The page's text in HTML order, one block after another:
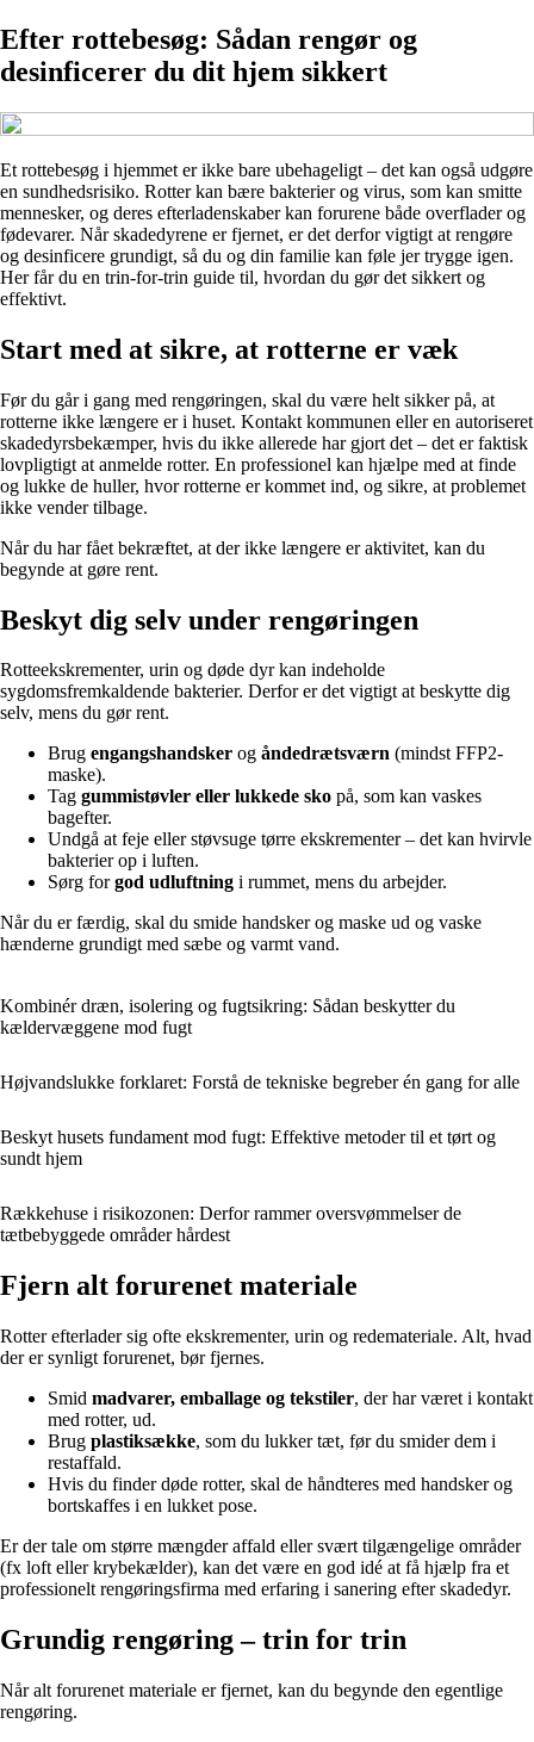
Efter rottebesøg: Sådan rengør og
desinficerer du dit hjem sikkert
Et rottebesøg i hjemmet er ikke bare ubehageligt – det kan også udgøre
en sundhedsrisiko. Rotter kan bære bakterier og virus, som kan smitte
mennesker, og deres efterladenskaber kan forurene både overflader og
fødevarer. Når skadedyrene er fjernet, er det derfor vigtigt at rengøre
og desinficere grundigt, så du og din familie kan føle jer trygge igen.
Her får du en trin-for-trin guide til, hvordan du gør det sikkert og
effektivt.
Start med at sikre, at rotterne er væk
Før du går i gang med rengøringen, skal du være helt sikker på, at
rotterne ikke længere er i huset. Kontakt kommunen eller en autoriseret
skadedyrsbekæmper, hvis du ikke allerede har gjort det – det er faktisk
lovpligtigt at anmelde rotter. En professionel kan hjælpe med at finde
og lukke de huller, hvor rotterne er kommet ind, og sikre, at problemet
ikke vender tilbage.
Når du har fået bekræftet, at der ikke længere er aktivitet, kan du
begynde at gøre rent.
Beskyt dig selv under rengøringen
Rotteekskrementer, urin og døde dyr kan indeholde
sygdomsfremkaldende bakterier. Derfor er det vigtigt at beskytte dig
selv, mens du gør rent.
Brug engangshandsker og åndedrætsværn (mindst FFP2-
maske).
Tag gummistøvler eller lukkede sko på, som kan vaskes
bagefter.
Undgå at feje eller støvsuge tørre ekskrementer – det kan hvirvle
bakterier op i luften.
Sørg forgod udluftning i rummet, mens du arbejder.
Når du er færdig, skal du smide handsker og maske ud og vaske
hænderne grundigt med sæbe og varmt vand.
Kombinér dræn, isolering og fugtsikring: Sådan beskytter du
kældervæggene mod fugt
Højvandslukke forklaret: Forstå de tekniske begreber én gang for alle
Beskyt husets fundament mod fugt: Effektive metoder til et tørt og
sundt hjem
Rækkehuse i risikozonen: Derfor rammer oversvømmelser de
tætbebyggede områder hårdest
Fjern alt forurenet materiale
Rotter efterlader sig ofte ekskrementer, urin og redemateriale. Alt, hvad
der er synligt forurenet, bør fjernes.
Smid madvarer, emballage og tekstiler, der har været i kontakt
med rotter, ud.
Brug plastiksække, som du lukker tæt, før du smider dem i
restaffald.
Hvis du finder døde rotter, skal de håndteres med handsker og
bortskaffes i en lukket pose.
Er der tale om større mængder affald eller svært tilgængelige områder
(fx loft eller krybekælder), kan det være en god idé at få hjælp fra et
professionelt rengøringsfirma med erfaring i sanering efter skadedyr.
Grundig rengøring – trin for trin
Når alt forurenet materiale er fjernet, kan du begynde den egentlige
rengøring.